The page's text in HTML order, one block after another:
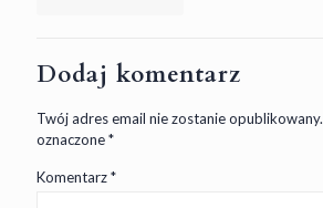
Dodaj komentarz
Twój adres email nie zostanie opublikowany.
oznaczone*
Komentarz*